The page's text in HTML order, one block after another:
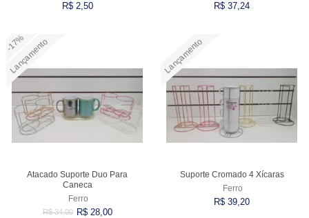
R$ 2,50 R$ 37,24
-17%
Lançamento
Atacado Suporte Duo Para
Caneca
Ferro
R$ 34,00 R$ 28,00
Lançamento
Suporte Cromado 4 Xícaras
Ferro
R$ 39,20